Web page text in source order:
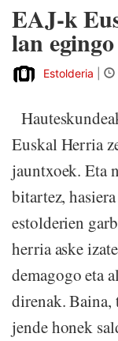
EAJ-k
lan
Estolderia
Euskal Herria
jauntxoek. Eta
bitartez,
estolderien
herria aske
demagogo eta
direnak. Baina,
jende honek